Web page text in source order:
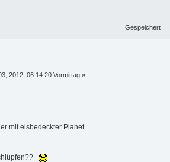
Gespeichert
2012, 06:14:20 Vormittag »
mit eisbedeckter Planet......